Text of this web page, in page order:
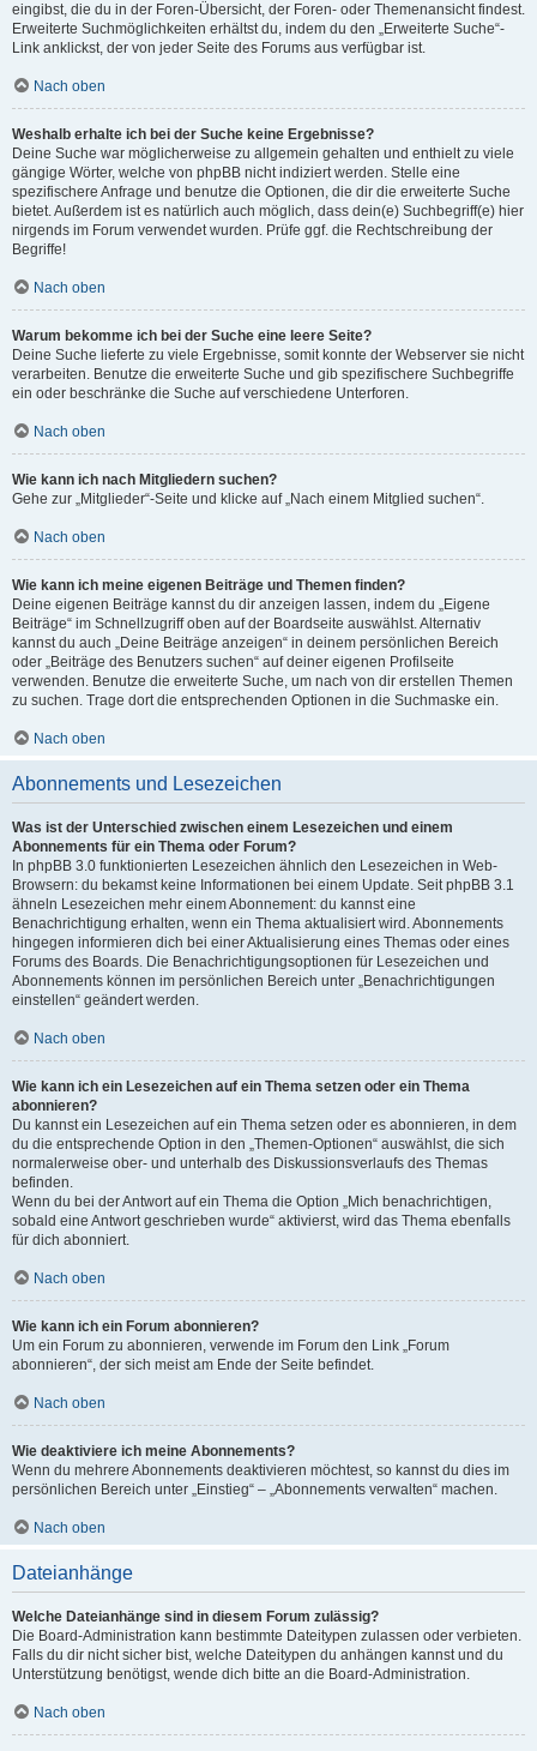
eingibst, die du in der Foren-Übersicht, der Foren- oder Themenansicht findest.
Erweiterte Suchmöglichkeiten erhältst du, indem du den „Erweiterte Suche“-
Link anklickst, der von jeder Seite des Forums aus verfügbar ist.
Nach oben
Weshalb erhalte ich bei der Suche keine Ergebnisse?
Deine Suche war möglicherweise zu allgemein gehalten und enthielt zu viele
gängige Wörter, welche von phpBB nicht indiziert werden. Stelle eine
spezifischere Anfrage und benutze die Optionen, die dir die erweiterte Suche
bietet. Außerdem ist es natürlich auch möglich, dass dein(e) Suchbegriff(e) hier
nirgends im Forum verwendet wurden. Prüfe ggf. die Rechtschreibung der
Begriffe!
Nach oben
Warum bekomme ich bei der Suche eine leere Seite?
Deine Suche lieferte zu viele Ergebnisse, somit konnte der Webserver sie nicht
verarbeiten. Benutze die erweiterte Suche und gib spezifischere Suchbegriffe
ein oder beschränke die Suche auf verschiedene Unterforen.
Nach oben
Wie kann ich nach Mitgliedern suchen?
Gehe zur „Mitglieder“-Seite und klicke auf „Nach einem Mitglied suchen“.
Nach oben
Wie kann ich meine eigenen Beiträge und Themen finden?
Deine eigenen Beiträge kannst du dir anzeigen lassen, indem du „Eigene
Beiträge“ im Schnellzugriff oben auf der Boardseite auswählst. Alternativ
kannst du auch „Deine Beiträge anzeigen“ in deinem persönlichen Bereich
oder „Beiträge des Benutzers suchen“ auf deiner eigenen Profilseite
verwenden. Benutze die erweiterte Suche, um nach von dir erstellen Themen
zu suchen. Trage dort die entsprechenden Optionen in die Suchmaske ein.
Nach oben
Abonnements und Lesezeichen
Was ist der Unterschied zwischen einem Lesezeichen und einem
Abonnements für ein Thema oder Forum?
In phpBB 3.0 funktionierten Lesezeichen ähnlich den Lesezeichen in Web-
Browsern: du bekamst keine Informationen bei einem Update. Seit phpBB 3.1
ähneln Lesezeichen mehr einem Abonnement: du kannst eine
Benachrichtigung erhalten, wenn ein Thema aktualisiert wird. Abonnements
hingegen informieren dich bei einer Aktualisierung eines Themas oder eines
Forums des Boards. Die Benachrichtigungsoptionen für Lesezeichen und
Abonnements können im persönlichen Bereich unter „Benachrichtigungen
einstellen“ geändert werden.
Nach oben
Wie kann ich ein Lesezeichen auf ein Thema setzen oder ein Thema
abonnieren?
Du kannst ein Lesezeichen auf ein Thema setzen oder es abonnieren, in dem
du die entsprechende Option in den „Themen-Optionen“ auswählst, die sich
normalerweise ober- und unterhalb des Diskussionsverlaufs des Themas
befinden.
Wenn du bei der Antwort auf ein Thema die Option „Mich benachrichtigen,
sobald eine Antwort geschrieben wurde“ aktivierst, wird das Thema ebenfalls
für dich abonniert.
Nach oben
Wie kann ich ein Forum abonnieren?
Um ein Forum zu abonnieren, verwende im Forum den Link „Forum
abonnieren“, der sich meist am Ende der Seite befindet.
Nach oben
Wie deaktiviere ich meine Abonnements?
Wenn du mehrere Abonnements deaktivieren möchtest, so kannst du dies im
persönlichen Bereich unter „Einstieg“ – „Abonnements verwalten“ machen.
Nach oben
Dateianhänge
Welche Dateianhänge sind in diesem Forum zulässig?
Die Board-Administration kann bestimmte Dateitypen zulassen oder verbieten.
Falls du dir nicht sicher bist, welche Dateitypen du anhängen kannst und du
Unterstützung benötigst, wende dich bitte an die Board-Administration.
Nach oben